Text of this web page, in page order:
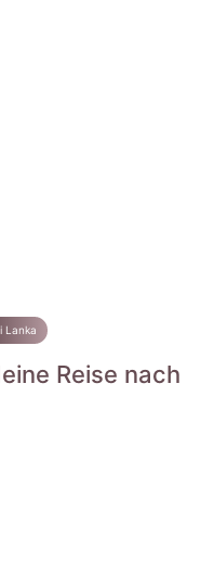
Lanka
Reise nach